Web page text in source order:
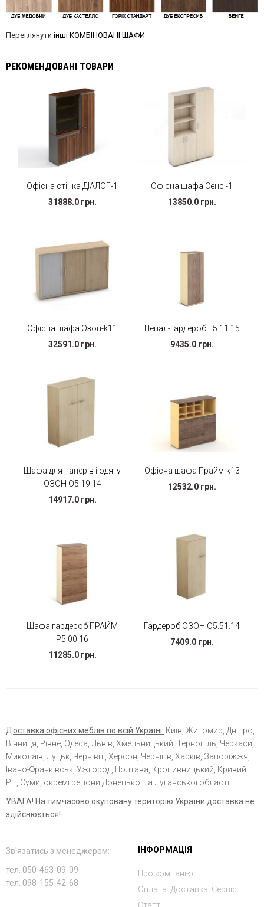
Переглянути інші КОМБІНОВАНІ ШАФИ
РЕКОМЕНДОВАНІ ТОВАРИ
Офісна стінка ДІАЛОГ-1
31888.0 грн.
Офісна шафа Сенс -1
13850.0 грн.
Офісна шафа Озон-k11
32591.0 грн.
Пенал-гардероб F5.11.15
9435.0 грн.
Шафа для паперів і одягу
ОЗОН O5.19.14
14917.0 грн.
Офісна шафа Прайм-k13
12532.0 грн.
Шафа гардероб ПРАЙМ
Р5.00.16
11285.0 грн.
Гардероб ОЗОН O5.51.14
7409.0 грн.
Доставка офісних меблів по всій Україні: Київ, Житомир, Дніпро,
Вінниця, Рівне, Одеса, Львів, Хмельницький, Тернопіль, Черкаси,
Миколаїв, Луцьк, Чернівці, Херсон, Чернігів, Харків, Запоріжжя,
Івано-Франківськ, Ужгород, Полтава, Кропивницький, Кривий
Ріг, Суми, окремі регіони Донецької та Луганської області.
УВАГА! На тимчасово окуповану територію України доставка не
здійснюється!
Зв'язатись з менеджером:
тел. 050-463-09-09
тел. 098-155-42-68
ІНФОРМАЦІЯ
Про компанію
Оплата. Доставка. Сервіс